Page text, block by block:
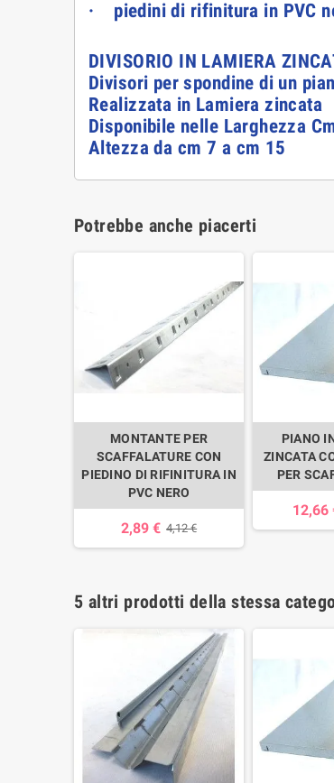
· piedini di rifinitura in PVC
DIVISORIO IN LAMIERA
Divisori per spondine di un
Realizzata in Lamiera zincata
Disponibile nelle Larghezza
Altezza da cm 7 a cm 15
Potrebbe anche piacerti
MONTANTE PER
SCAFFALATURE CON
PIEDINO DI RIFINITURA IN
PVC NERO
2,89 € 4,12 €
PIANO
ZINCATA
PER
12,66
5 altri prodotti della stessa